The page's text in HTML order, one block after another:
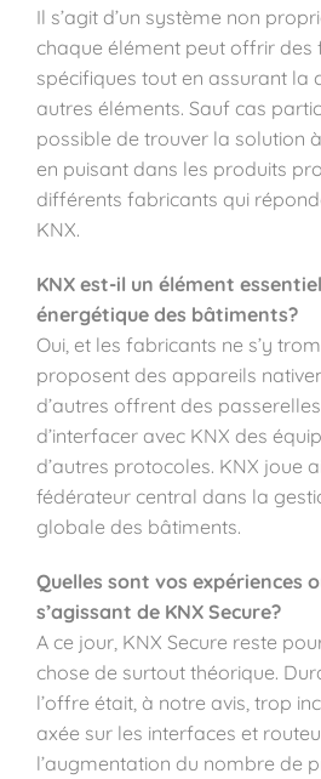
Il s’agit d’un système non
chaque élément peut offrir des
spécifiques tout en assurant la
autres éléments. Sauf cas
possible de trouver la solution
en puisant dans les produits
différents fabricants qui
KNX.
KNX est-il un élément
énergétique des bâtiments?
Oui, et les fabricants ne s’y
proposent des appareils
d’autres offrent des
d’interfacer avec KNX des
d’autres protocoles. KNX joue
fédérateur central dans la
globale des bâtiments.
Quelles sont vos expériences
s’agissant de KNX Secure?
A ce jour, KNX Secure reste
chose de surtout théorique.
l’offre était, à notre avis, trop
axée sur les interfaces et
l’augmentation du nombre de